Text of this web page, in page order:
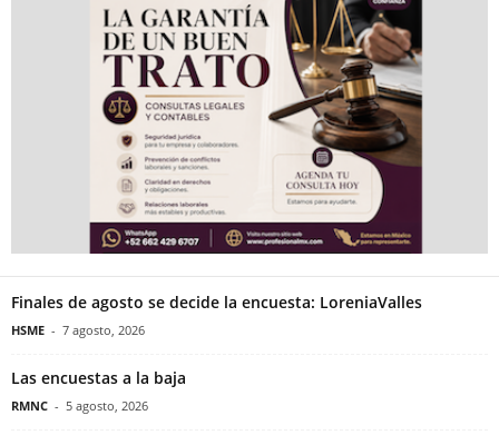
Finales de agosto se decide la encuesta: LoreniaValles
HSME - 7 agosto, 2026
Las encuestas a la baja
RMNC - 5 agosto, 2026